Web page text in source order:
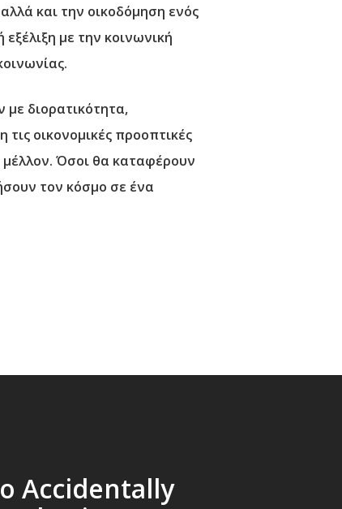
και την οικοδόμηση ενός
με την κοινωνική
με διορατικότητα,
οικονομικές προοπτικές
μέλλον. Όσοι θα καταφέρουν
τον κόσμο σε ένα
Accidentally